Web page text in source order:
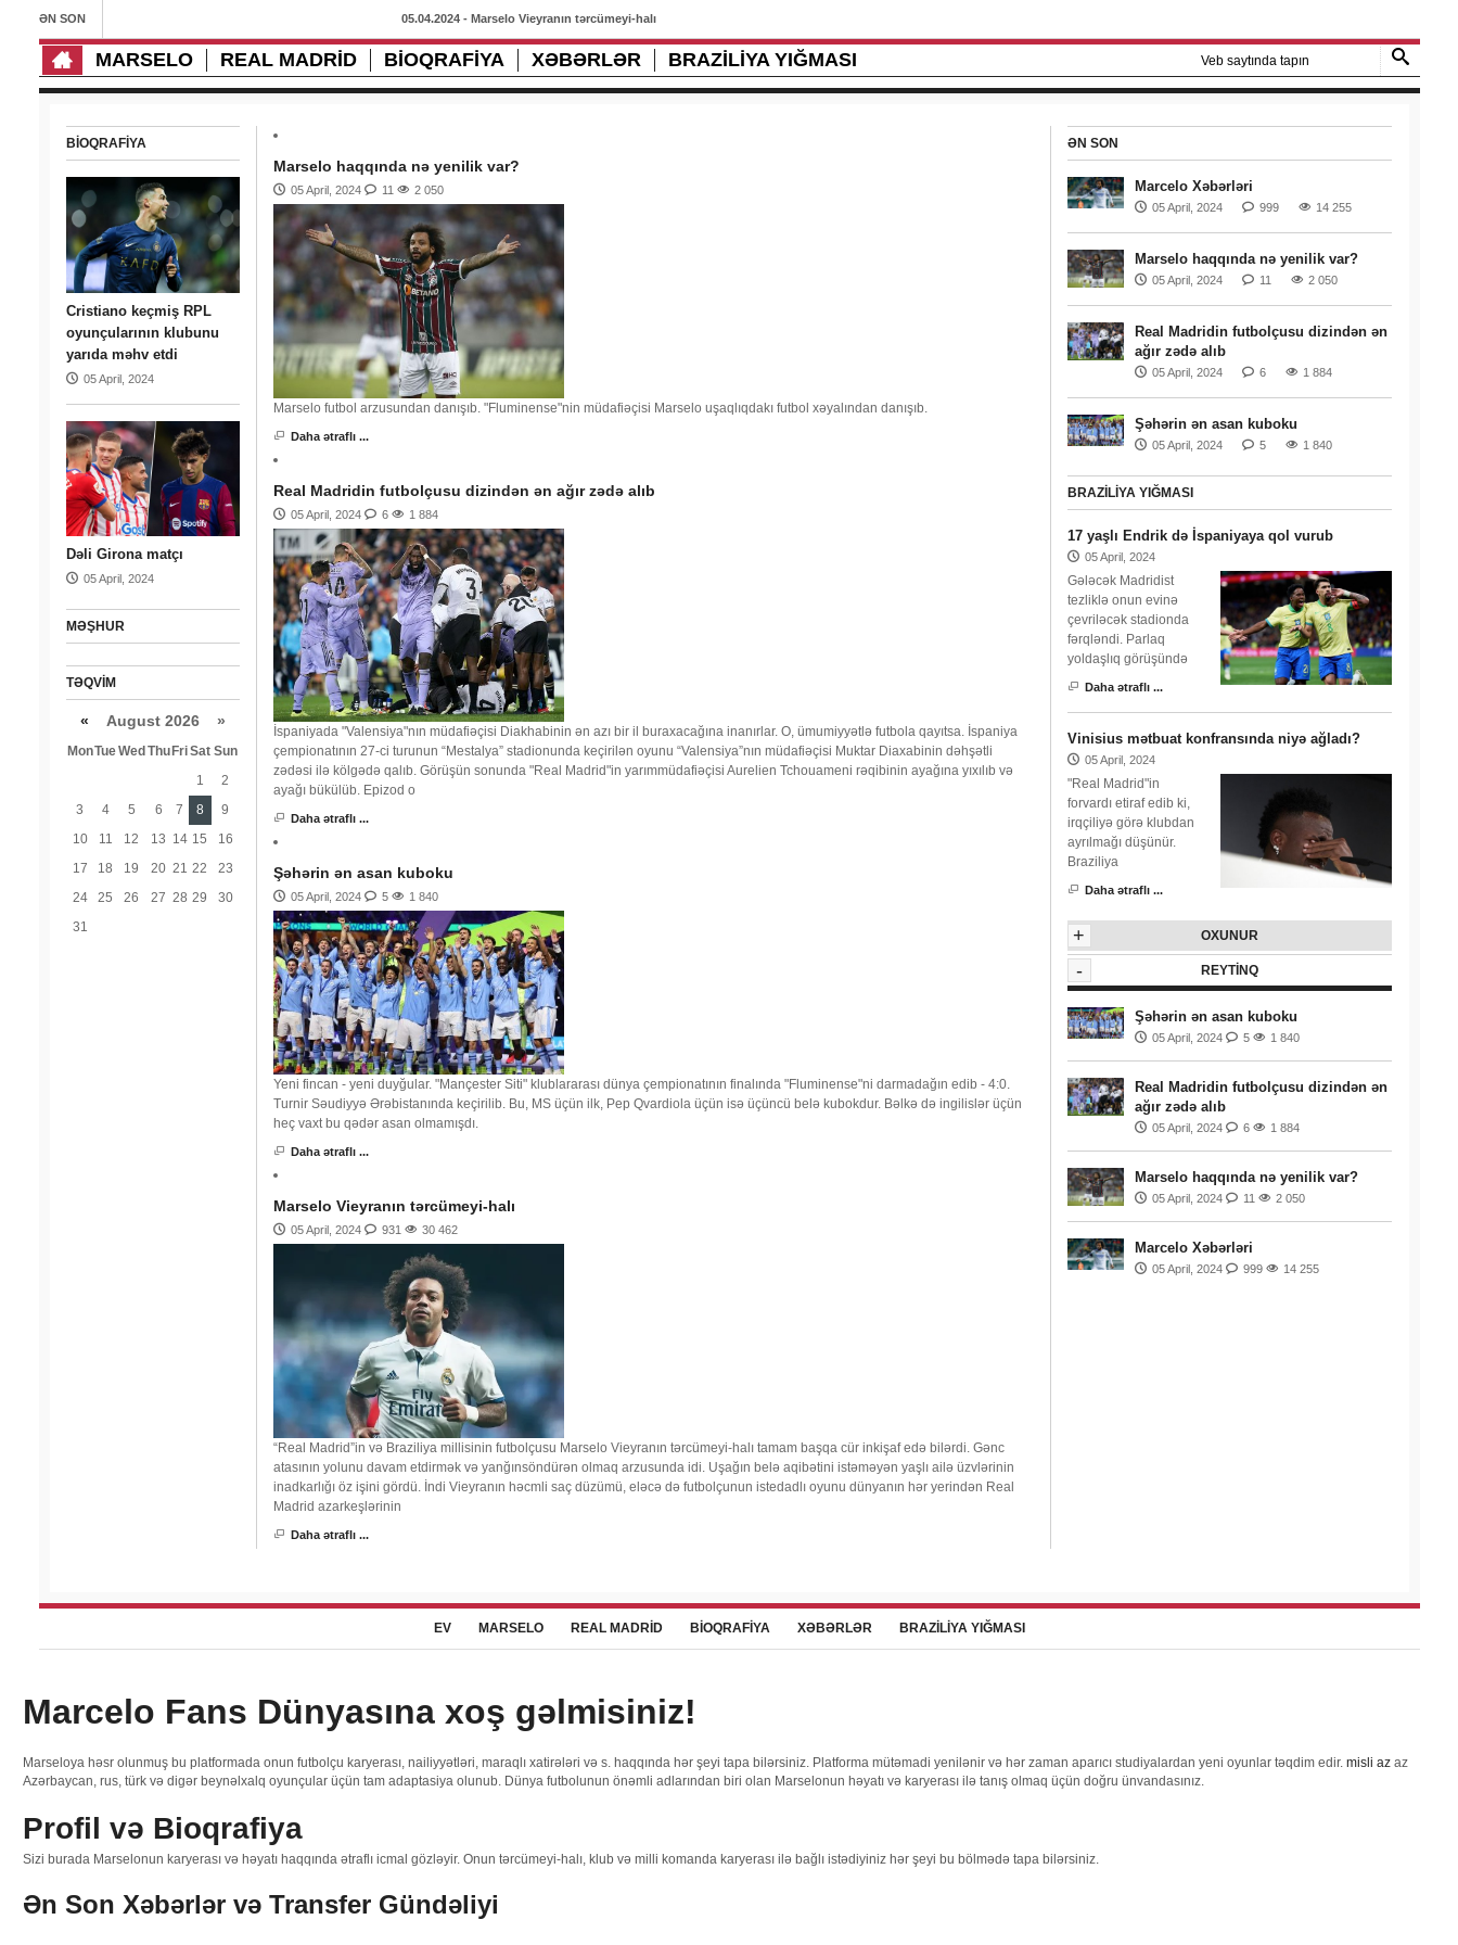
ƏN SON 05.04.2024 - Marselo Vieyranın tərcümeyi-halı
MARSELO REAL MADRID BIOQRAFIYA XƏBƏRLƏR BRAZILIYA YIĞMASI
Marselo haqqında nə yenilik var?
05 April, 2024 11 2 050
Marselo futbol arzusundan danışıb. "Fluminense"nin müdafiəçisi Marselo uşaqlıqdakı futbol xəyalından danışıb.
Daha ətraflı ...
Real Madridin futbolçusu dizindən ən ağır zədə alıb
05 April, 2024 6 1 884
İspaniyada "Valensiya"nın müdafiəçisi Diakhabinin ən azı bir il buraxacağına inanırlar. O, ümumiyyətlə futbola qayıtsa. İspaniya
çempionatının 27-ci turunun “Mestalya” stadionunda keçirilən oyunu “Valensiya”nın müdafiəçisi Muktar Diaxabinin dəhşətli
zədəsi ilə kölgədə qalıb. Görüşün sonunda "Real Madrid"in yarımmüdafiəçisi Aurelien Tchouameni rəqibinin ayağına yıxılıb və
ayağı bükülüb. Epizod o
Daha ətraflı ...
Şəhərin ən asan kuboku
05 April, 2024 5 1 840
Yeni fincan - yeni duyğular. "Mançester Siti" klublararası dünya çempionatının finalında "Fluminense"ni darmadağın edib - 4:0.
Turnir Səudiyyə Ərəbistanında keçirilib. Bu, MS üçün ilk, Pep Qvardiola üçün isə üçüncü belə kubokdur. Bəlkə də ingilislər üçün
heç vaxt bu qədər asan olmamışdı.
Daha ətraflı ...
Marselo Vieyranın tərcümeyi-halı
05 April, 2024 931 30 462
“Real Madrid”in və Braziliya millisinin futbolçusu Marselo Vieyranın tərcümeyi-halı tamam başqa cür inkişaf edə bilərdi. Gənc
atasının yolunu davam etdirmək və yanğınsöndürən olmaq arzusunda idi. Uşağın belə aqibətini istəməyən yaşlı ailə üzvlərinin
inadkarlığı öz işini gördü. İndi Vieyranın həcmli saç düzümü, eləcə də futbolçunun istedadlı oyunu dünyanın hər yerindən Real
Madrid azarkeşlərinin
Daha ətraflı ...
ƏN SON
Marcelo Xəbərləri
05 April, 2024 999 14 255
Marselo haqqında nə yenilik var?
05 April, 2024 11 2 050
Real Madridin futbolçusu dizindən ən
ağır zədə alıb
05 April, 2024 6 1 884
Şəhərin ən asan kuboku
05 April, 2024 5 1 840
BRAZILIYA YIĞMASI
17 yaşlı Endrik də İspaniyaya qol vurub
05 April, 2024
Gələcək Madridist
tezliklə onun evinə
çevriləcək stadionda
fərqləndi. Parlaq
yoldaşlıq görüşündə
Daha ətraflı ...
Vinisius mətbuat konfransında niyə ağladı?
05 April, 2024
"Real Madrid"in
forvardı etiraf edib ki,
irqçiliyə görə klubdan
ayrılmağı düşünür.
Braziliya
Daha ətraflı ...
OXUNUR
+
REYTINQ
-
Şəhərin ən asan kuboku
05 April, 2024 5 1 840
Real Madridin futbolçusu dizindən ən
ağır zədə alıb
05 April, 2024 6 1 884
Marselo haqqında nə yenilik var?
05 April, 2024 11 2 050
Marcelo Xəbərləri
05 April, 2024 999 14 255
BIOQRAFIYA
Cristiano keçmiş RPL
oyunçularının klubunu
yarıda məhv etdi
05 April, 2024
Dəli Girona matçı
05 April, 2024
MƏŞHUR
TƏQVIM
« August 2026 »
MonTueWed Thu FriSat Sun
1
2
3
4 5 6 7 8
9
10
11 12 13 14 15
16
17
18 19 20 21 22
23
24
25 26 27 28 29
30
31
EV MARSELO REAL MADRID BIOQRAFIYA XƏBƏRLƏR BRAZILIYA YIĞMASI
Marcelo Fans Dünyasına xoş gəlmisiniz!
Marseloya həsr olunmuş bu platformada onun futbolçu karyerası, nailiyyətləri, maraqlı xatirələri və s. haqqında hər şeyi tapa bilərsiniz. Platforma mütəmadi yenilənir və hər zaman aparıcı studiyalardan yeni oyunlar təqdim edir. misli azaz
Azərbaycan, rus, türk və digər beynəlxalq oyunçular üçün tam adaptasiya olunub. Dünya futbolunun önəmli adlarından biri olan Marselonun həyatı və karyerası ilə tanış olmaq üçün doğru ünvandasınız.
Profil və Bioqrafiya
Sizi burada Marselonun karyerası və həyatı haqqında ətraflı icmal gözləyir. Onun tərcümeyi-halı, klub və milli komanda karyerası ilə bağlı istədiyiniz hər şeyi bu bölmədə tapa bilərsiniz.
Ən Son Xəbərlər və Transfer Gündəliyi